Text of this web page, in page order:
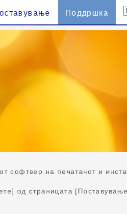
Поддршка
софтвер на печатачот и
од страницата